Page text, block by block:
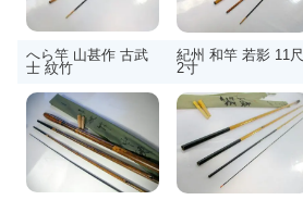
へら竿 山甚作 古武
士 紋竹
紀州 和竿 若影 11尺
2寸